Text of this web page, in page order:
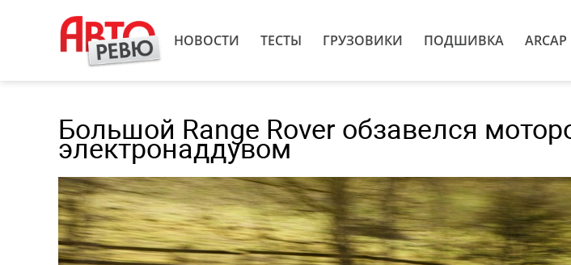
НОВОСТИ ТЕСТЫ ГРУЗОВИКИ ПОДШИВКА ARCAP
Большой Range Rover обзавелся
электронаддувом